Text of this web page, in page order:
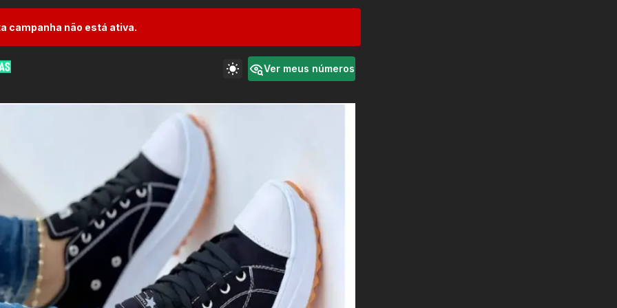
campanha não está ativa.
Ver meus números